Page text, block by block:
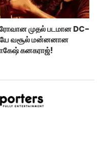
முதல் படமான DC-
வசூல் மன்னனான
கனகராஜ்!